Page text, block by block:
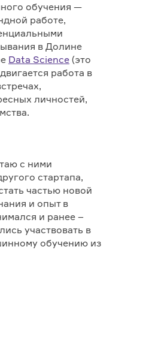
обучения —
работе,
в Долине
Data Science (это
работа в
личностей,
с ними
стартапа,
частью новой
и опыт в
и ранее –
участвовать в
обучению из